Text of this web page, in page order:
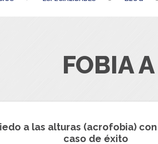
FOBIA
a las alturas (acrofobia)
caso de éxito